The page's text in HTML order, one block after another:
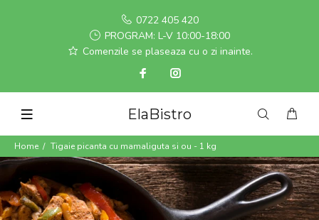
0722 405 420
PROGRAM: L-V 10:00-18:00
Comenzile se plaseaza cu o zi inainte.
ElaBistro
Home Tigaie picanta cu mamaliguta si ou - 1 kg